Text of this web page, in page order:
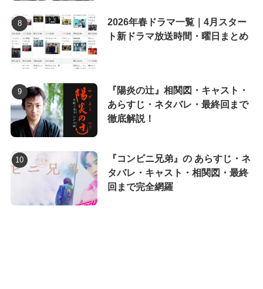
2026年春ドラマ一覧｜4月スター
ト新ドラマ放送時間・曜日まとめ
『陽炎の辻』相関図・キャスト・
あらすじ・ネタバレ・最終回まで
徹底解説！
『コンビニ兄弟』の あらすじ・ネ
タバレ・キャスト・相関図・最終
回まで完全網羅